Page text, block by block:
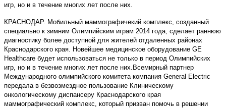
игр, но и в течение многих лет после них.
КРАСНОДАР. Мобильный маммографичекий комплекс, созданный
специально к зимним Олимпийским играм 2014 года, сделает раннюю
диагностику более доступной для жителей отдаленных районах
Краснодарского края. Новейшее медицинское оборудование GE
Healthcare будет использоваться не только в период Олимпийских
игр, но и в течение многих лет после них.Всемирный партнер
Международного олимпийского комитета компания General Electric
передала в безвозмездное пользование Клиническому
онкологическому диспансеру Краснодарского края
маммографический комплекс, который призван помочь в решении